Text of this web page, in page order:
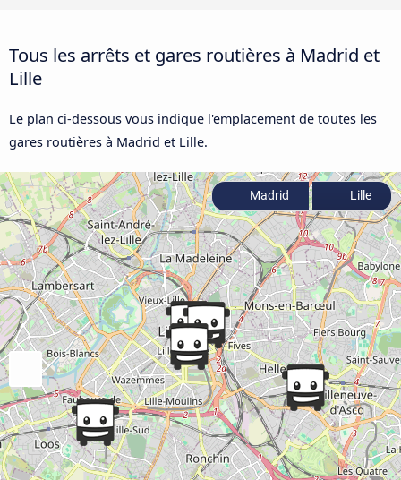
Tous les arrêts et gares routières à Madrid et
Lille
Le plan ci-dessous vous indique l'emplacement de toutes les
gares routières à Madrid et Lille.
Madrid Lille